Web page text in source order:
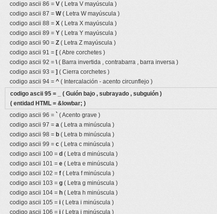
codigo ascii 86 = V ( Letra V mayúscula )
codigo ascii 87 = W( Letra W mayúscula )
codigo ascii 88 = X ( Letra X mayúscula )
codigo ascii 89 = Y ( Letra Y mayúscula )
codigo ascii 90 = Z ( Letra Z mayúscula )
codigo ascii 91 = [ ( Abre corchetes )
codigo ascii 92 = \ ( Barra invertida , contrabarra , barra inversa )
codigo ascii 93 = ] ( Cierra corchetes )
codigo ascii 94 = ^ ( Intercalación - acento circunflejo )
codigo ascii 95 =
( Guión bajo , subrayado , subguión )
( entidad HTML = &lowbar; )
codigo ascii 96 = ` ( Acento grave )
codigo ascii 97 = a ( Letra a minúscula )
codigo ascii 98 = b ( Letra b minúscula )
codigo ascii 99 = c ( Letra c minúscula )
codigo ascii 100 = d ( Letra d minúscula )
codigo ascii 101 = e ( Letra e minúscula )
codigo ascii 102 = f ( Letra f minúscula )
codigo ascii 103 = g ( Letra g minúscula )
codigo ascii 104 = h ( Letra h minúscula )
codigo ascii 105 = i ( Letra i minúscula )
codigo ascii 106 = j ( Letra j minúscula )